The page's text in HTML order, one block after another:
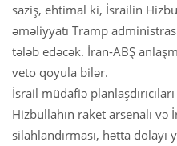
saziş, ehtimal ki, İsrailin
əməliyyatı Tramp
tələb edəcək. İran-ABŞ
veto qoyula bilər.
İsrail müdafiə
Hizbullahın raket arsenalı və
silahlandırması, hətta